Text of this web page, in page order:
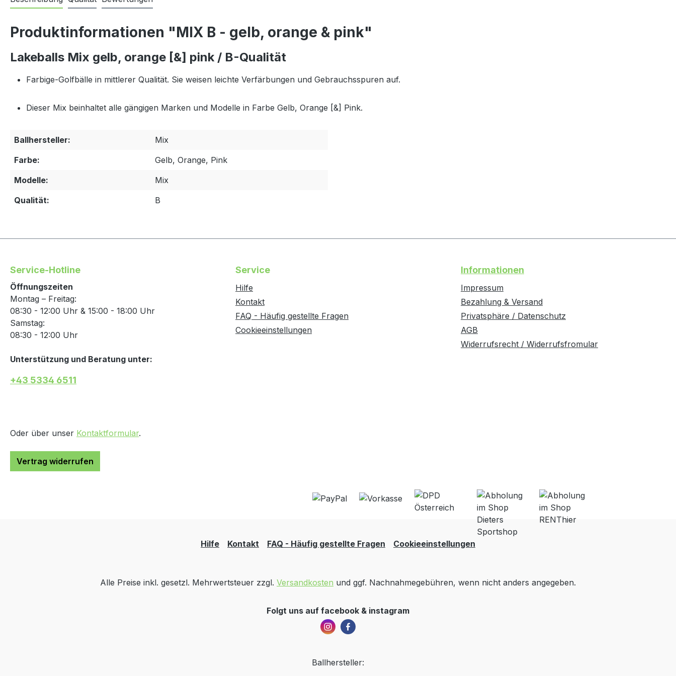
Produktinformationen "MIX B - gelb, orange & pink"
Lakeballs Mix gelb, orange [&] pink / B-Qualität
Farbige-Golfbälle in mittlerer Qualität. Sie weisen leichte Verfärbungen und Gebrauchsspuren auf.
Dieser Mix beinhaltet alle gängigen Marken und Modelle in Farbe Gelb, Orange [&] Pink.
Ballhersteller:
Mix
Farbe:
Gelb, Orange, Pink
Modelle:
Mix
Qualität:
B
Service-Hotline
Öffnungszeiten
Montag – Freitag:
08:30 - 12:00 Uhr & 15:00 - 18:00 Uhr
Samstag:
08:30 - 12:00 Uhr
Unterstützung und Beratung unter:
+43 5334 6511
Oder über unser Kontaktformular.
Vertrag widerrufen
Service
Hilfe
Kontakt
FAQ - Häufig gestellte Fragen
Cookieeinstellungen
Informationen
Impressum
Bezahlung & Versand
Privatsphäre / Datenschutz
AGB
Widerrufsrecht / Widerrufsfromular
Hilfe Kontakt FAQ - Häufig gestellte Fragen Cookieeinstellungen
Alle Preise inkl. gesetzl. Mehrwertsteuer zzgl. Versandkosten und ggf. Nachnahmegebühren, wenn nicht anders angegeben.
Folgt uns auf facebook & instagram
Ballhersteller: